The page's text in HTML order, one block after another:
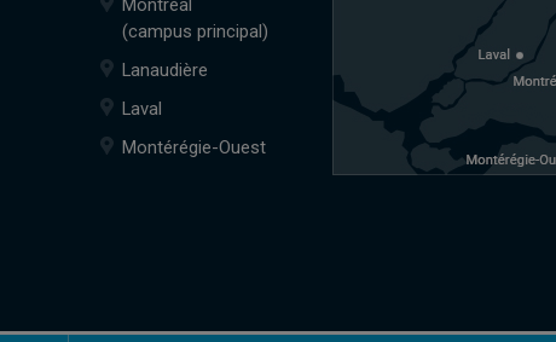
Montréal
(campus principal)
Lanaudière
Laval
Montérégie-Ouest